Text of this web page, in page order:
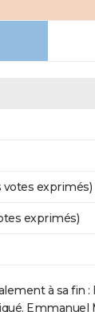
votes exprimés)
exprimés)
à sa fin :
Emmanuel